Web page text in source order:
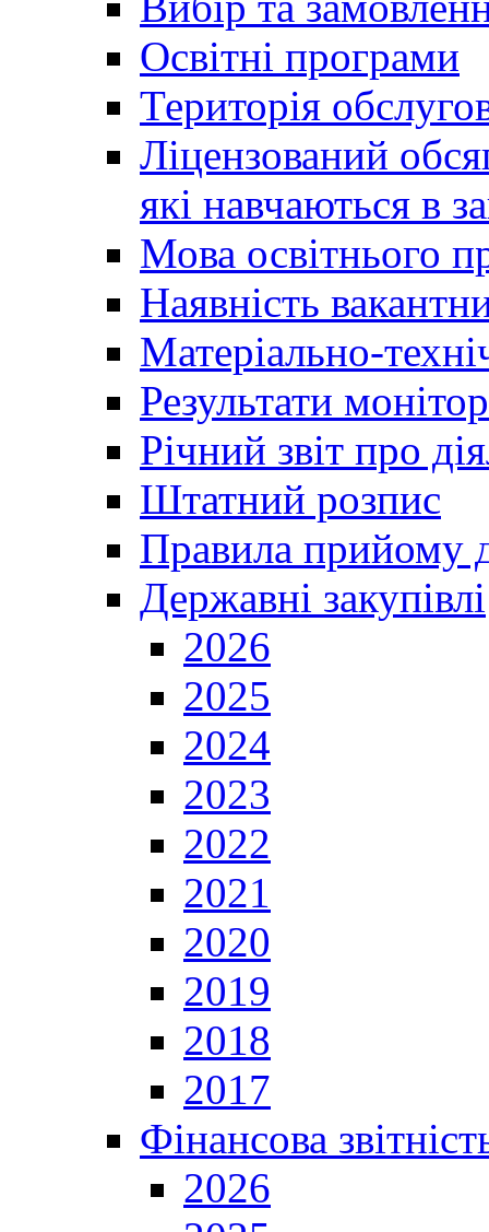
Освітні програми
Територія
Ліцензований
які навчаються в
Мова освітнього
Наявність
Матеріально-
Результати
Річний звіт про
Штатний розпис
Правила прийому
Державні закупівлі
2026
2025
2024
2023
2022
2021
2020
2019
2018
2017
Фінансова
2026